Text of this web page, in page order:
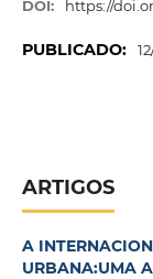
DOI: https://
PUBLICADO:
ARTIGOS
A
URBANA:UMA